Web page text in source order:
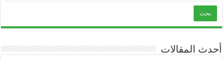
أحدث المقالات